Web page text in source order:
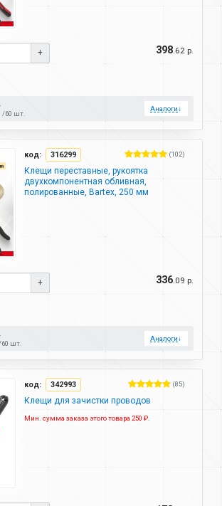
+ 398 .62 р.
60 шт.
Аналоги↓
код: 316299 (102)
Клещи переставные, рукоятка
двухкомпонентная обливная,
полированные, Bartex, 250 мм
+ 336 .09 р.
60 шт.
Аналоги↓
код: 342993 (85)
Клещи для зачистки проводов
Мин. сумма заказа этого товара 250 ₽.